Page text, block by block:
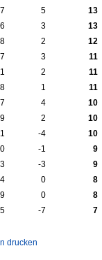
7 5
13
6 3
13
8 2
12
7 3
11
2
11
8 1
11
7 4
10
9 2
10
-4
10
-1
9
-3
9
0
8
9 0
8
-7 7
drucken